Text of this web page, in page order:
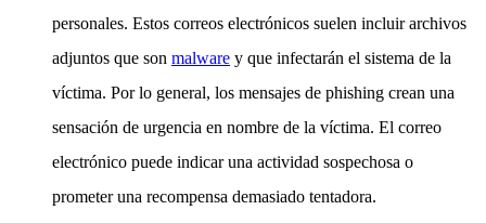
personales. Estos correos electrónicos suelen incluir archivos
adjuntos que son malware y que infectarán el sistema de la
víctima. Por lo general, los mensajes de phishing crean una
sensación de urgencia en nombre de la víctima. El correo
electrónico puede indicar una actividad sospechosa o
prometer una recompensa demasiado tentadora.